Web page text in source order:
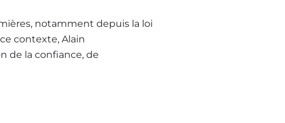
notamment depuis la loi
contexte, Alain
de la confiance, de